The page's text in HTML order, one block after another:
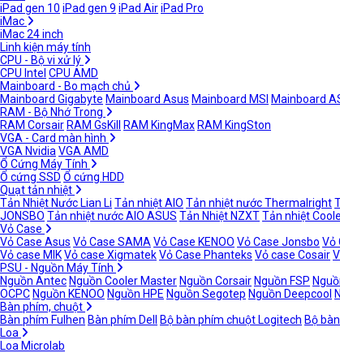
iPad gen 10 iPad gen 9 iPad AiriPad Pro
iMac
iMac 24 inch
Linh kiện máy tính
CPU - Bộ vi xử lý
CPU Intel CPU AMD
Mainboard - Bo mạch chủ
Mainboard Gigabyte Mainboard Asus Mainboard MSI Mainboard
RAM - Bộ Nhớ Trong
RAM Corsair RAM GsKill RAM KingMax RAM KingSton
VGA - Card màn hình
VGA Nvidia VGA AMD
Ổ Cứng Máy Tính
Ổ cứng SSD Ổ cứng HDD
Quạt tản nhiệt
Tản Nhiệt Nước Lian Li Tản nhiệt AIO Tản nhiệt nước Thermalright
JONSBO Tản nhiệt nước AIO ASUS Tản Nhiệt NZXTTản nhiệt
Vỏ Case
Vỏ Case Asus Vỏ Case SAMA Vỏ Case KENOO Vỏ Case Jonsbo Vỏ
Vỏ case MIKVỏ case XigmatekVỏ Case Phanteks Vỏ case Cosair
PSU - Nguồn Máy Tính
Nguồn Antec Nguồn Cooler Master Nguồn Corsair Nguồn FSP
OCPC Nguồn KENOO Nguồn HPE Nguồn Segotep Nguồn Deepcool
Bàn phím, chuột
Bàn phím Fulhen Bàn phím Dell Bộ bàn phím chuột Logitech Bộ
Loa
Loa Microlab